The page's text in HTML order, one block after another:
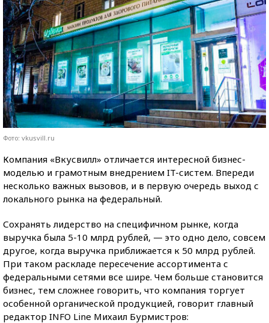
Фото: vkusvill.ru
Компания «Вкусвилл» отличается интересной бизнес-
моделью и грамотным внедрением IT-систем. Впереди
несколько важных вызовов, и в первую очередь выход с
локального рынка на федеральный.
Сохранять лидерство на специфичном рынке, когда
выручка была 5-10 млрд рублей, — это одно дело, совсем
другое, когда выручка приближается к 50 млрд рублей.
При таком раскладе пересечение ассортимента с
федеральными сетями все шире. Чем больше становится
бизнес, тем сложнее говорить, что компания торгует
особенной органической продукцией, говорит главный
редактор INFO Line Михаил Бурмистров: